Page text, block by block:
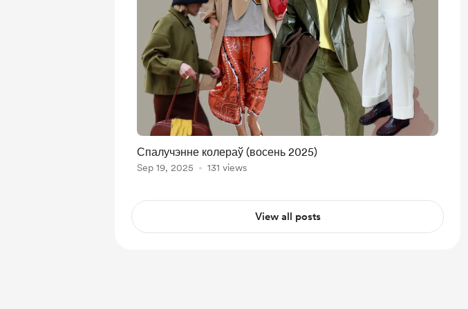
Спалучэнне колераў (восень 2025)
Sep 19, 2025 131 views
View all posts